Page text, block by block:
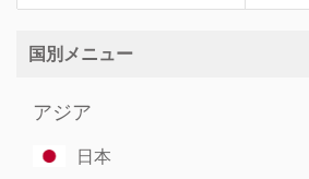
国別メニュー
アジア
日本